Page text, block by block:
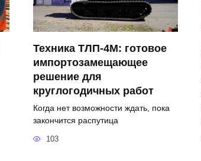
Техника ТЛП-4М: готовое
импортозамещающее
решение для
круглогодичных работ
Когда нет возможности ждать, пока
закончится распутица
103